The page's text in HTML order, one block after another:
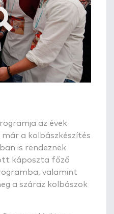
az évek
a kolbászkészítés
is rendeznek
káposzta főző
valamint
a száraz kolbászok